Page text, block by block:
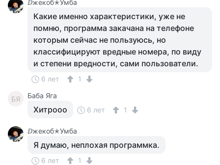
ⅅжекоб✭Умба
Какие именно характеристики, уже не
помню, программа закачана на телефоне
которым сейчас не пользуюсь, но
классифицируют вредные номера, по виду
и степени вредности, сами пользователи.
6 лет 1
БЯ Баба Яга
Хитрооо 6 лет 1
ⅅжекоб✭Умба
Я думаю, неплохая программка.
6 лет 1